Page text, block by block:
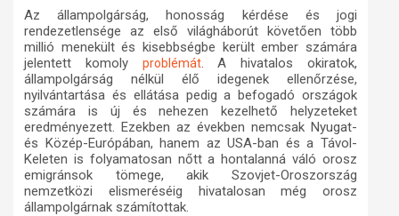
Az állampolgárság, honosság kérdése és jogi
rendezetlensége az első világháborút követően több
millió menekült és kisebbségbe került ember számára
jelentett komoly problémát. A hivatalos okiratok,
állampolgárság nélkül élő idegenek ellenőrzése,
nyilvántartása és ellátása pedig a befogadó országok
számára is új és nehezen kezelhető helyzeteket
eredményezett. Ezekben az években nemcsak Nyugat-
és Közép-Európában, hanem az USA-ban és a Távol-
Keleten is folyamatosan nőtt a hontalanná váló orosz
emigránsok tömege, akik Szovjet-Oroszország
nemzetközi elismeréséig hivatalosan még orosz
állampolgárnak számítottak.